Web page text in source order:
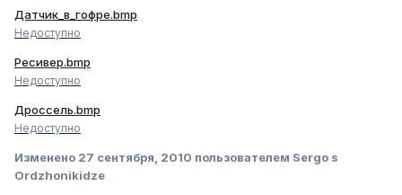
Датчик_в_гофре.bmp
Недоступно
Ресивер.bmp
Недоступно
Дроссель.bmp
Недоступно
Изменено 27 сентября, 2010 пользователем Sergo s
Ordzhonikidze